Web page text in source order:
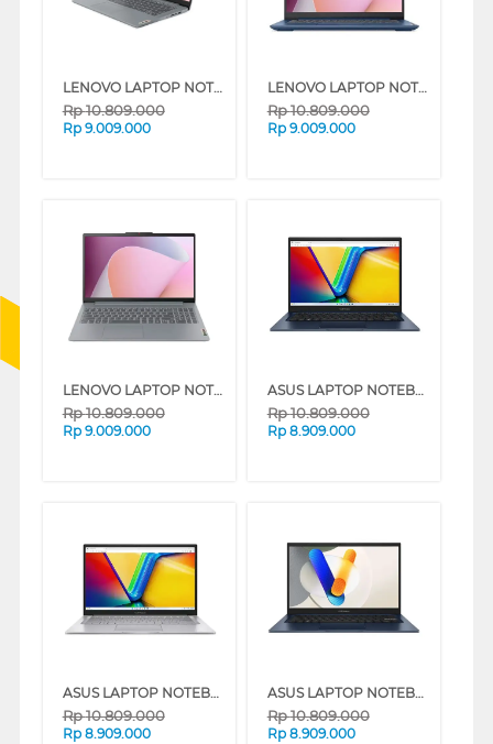
LENOVO LAPTOP NOTEBOOK IDEAPAD SLIM 3 14AMN8 AMD RYZEN 3 7320U
Rp10.809.000
Rp 9.009.000
LENOVO LAPTOP NOTEBOOK IDEAPAD SLIM 3 14AMN8 AMD RYZEN 3-7320U
Rp10.809.000
Rp 9.009.000
LENOVO LAPTOP NOTEBOOK IDEAPAD SLIM 3 14AMN8 AMD RYZEN 3-7320U
Rp10.809.000
Rp 9.009.000
ASUS LAPTOP NOTEBOOK VIVOBOOK 14 A1404VA-VIPS3821M INTEL CORE I3-1315U
Rp10.809.000
Rp 8.909.000
ASUS LAPTOP NOTEBOOK VIVOBOOK 14 A1404VA-VIPS3823M INTEL CORE I3-1315U
Rp10.809.000
Rp 8.909.000
ASUS LAPTOP NOTEBOOK VIVOBOOK A1404VA-VIPS3824M INTEL CORE I3-1315U
Rp10.809.000
Rp 8.909.000